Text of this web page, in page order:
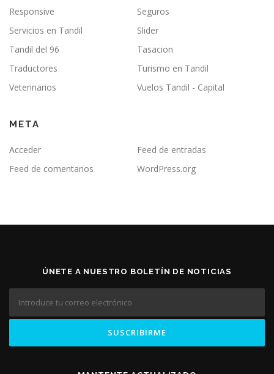
Responsive
Seguros
Servicios en Tandil
Slider
Tandil del 96
Tasacion
Traductores
Turismo en Tandil
Veterinarios
Vuelos Tandil - Capital
META
Acceder
Feed de entradas
Feed de comentarios
WordPress.org
ÚNETE A NUESTRO BOLETÍN DE NOTICIAS